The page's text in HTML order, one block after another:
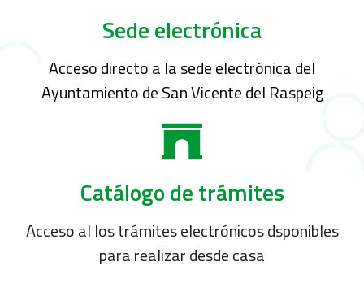
Sede electrónica
Acceso directo a la sede electrónica del
Ayuntamiento de San Vicente del Raspeig
Catálogo de trámites
Acceso al los trámites electrónicos dsponibles
para realizar desde casa